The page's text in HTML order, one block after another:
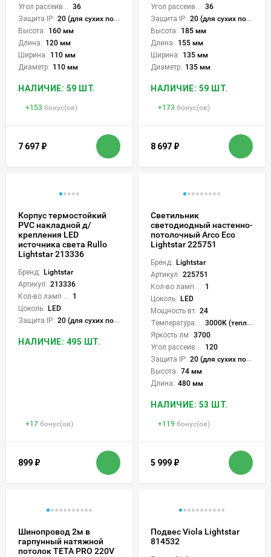
Угол рассеивания света °: 36
Защита IP: 20 (для сухих пом.)
Высота: 160 мм
Длина: 120 мм
Ширина: 110 мм
Диаметр: 110 мм
НАЛИЧИЕ: 59 ШТ.
+153 бонус(ов)
7 697 ₽
Угол рассеивания света °: 36
Защита IP: 20 (для сухих пом.)
Высота: 185 мм
Длина: 155 мм
Ширина: 135 мм
Диаметр: 135 мм
НАЛИЧИЕ: 59 ШТ.
+173 бонус(ов)
8 697 ₽
Корпус термостойкий
PVC накладной д/
крепления LED
источника света Rullo
Lightstar 213336
Бренд: Lightstar
Артикул: 213336
Кол-во ламп или LED: 1
Цоколь: LED
Защита IP: 20 (для сухих пом.)
НАЛИЧИЕ: 495 ШТ.
+17 бонус(ов)
899 ₽
Светильник
светодиодный настенно-
потолочный Arco Eco
Lightstar 225751
Бренд: Lightstar
Артикул: 225751
Кол-во ламп или LED: 1
Цоколь: LED
Мощность вт: 24
Температура света:
3000K (теплый), 4000K (нейтральный), 6500K (холодный), CCT механическое переключение
Яркость лм: 3700
Угол рассеивания света °:
120
Защита IP: 20 (для сухих пом.)
Высота: 74 мм
Длина: 480 мм
НАЛИЧИЕ: 53 ШТ.
+119 бонус(ов)
5 999 ₽
Шинопровод 2м в
гарпунный натяжной
потолок TETA PRO 220V
Подвес Viola Lightstar
814532